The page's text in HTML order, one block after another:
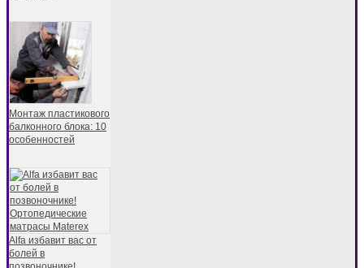
Монтаж пластикового
балконного блока: 10
особенностей
Alfa избавит вас от
болей в